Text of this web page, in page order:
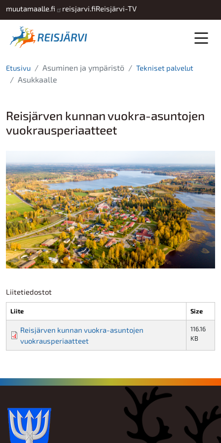
Hyppää pääsisältöön
muutamaalle.fi reisjarvi.fiReisjärvi-TV
Etusivu Asuminen ja ympäristö Tekniset palvelut
Asukkaalle
Reisjärven kunnan vuokra-asuntojen
vuokrausperiaatteet
Liitetiedostot
Liite Size
Reisjärven kunnan vuokra-asuntojen
vuokrausperiaatteet
116.16
KB